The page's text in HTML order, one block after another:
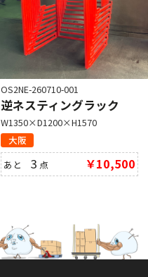
OS2NE-260710-001
逆ネスティングラック
W1350×D1200×H1570
大阪
あと3 点 ￥10,500